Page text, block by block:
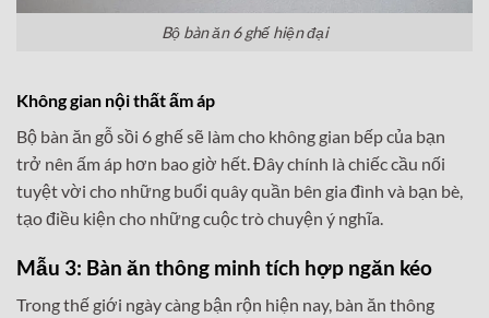
Bộ bàn ăn 6 ghế hiện đại
Không gian nội thất ấm áp
Bộ bàn ăn gỗ sồi 6 ghế sẽ làm cho không gian bếp của bạn
trở nên ấm áp hơn bao giờ hết. Đây chính là chiếc cầu nối
tuyệt vời cho những buổi quây quần bên gia đình và bạn bè,
tạo điều kiện cho những cuộc trò chuyện ý nghĩa.
Mẫu 3: Bàn ăn thông minh tích hợp ngăn kéo
Trong thế giới ngày càng bận rộn hiện nay, bàn ăn thông